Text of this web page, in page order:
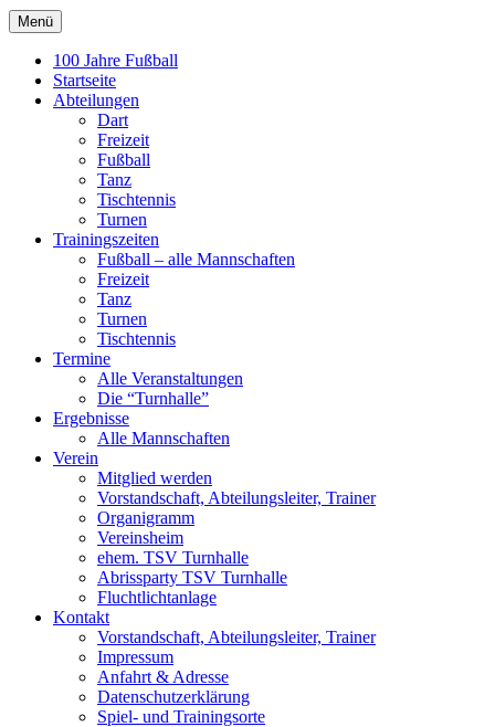
Menü
100 Jahre Fußball
Startseite
Abteilungen
Dart
Freizeit
Fußball
Tanz
Tischtennis
Turnen
Trainingszeiten
Fußball – alle Mannschaften
Freizeit
Tanz
Turnen
Tischtennis
Termine
Alle Veranstaltungen
Die “Turnhalle”
Ergebnisse
Alle Mannschaften
Verein
Mitglied werden
Vorstandschaft, Abteilungsleiter, Trainer
Organigramm
Vereinsheim
ehem. TSV Turnhalle
Abrissparty TSV Turnhalle
Fluchtlichtanlage
Kontakt
Vorstandschaft, Abteilungsleiter, Trainer
Impressum
Anfahrt & Adresse
Datenschutzerklärung
Spiel- und Trainingsorte